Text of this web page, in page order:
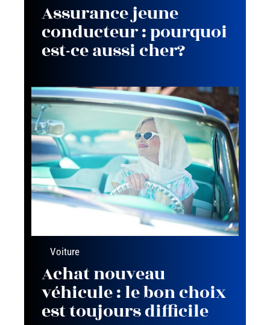
Assurance jeune
conducteur : pourquoi
est-ce aussi cher?
Voiture
Achat nouveau
véhicule : le bon choix
est toujours difficile